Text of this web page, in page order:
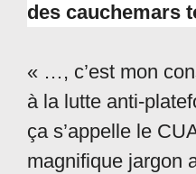
des cauchemars
« …, c’est mon
à la lutte anti-
ça s’appelle le
magnifique jargon